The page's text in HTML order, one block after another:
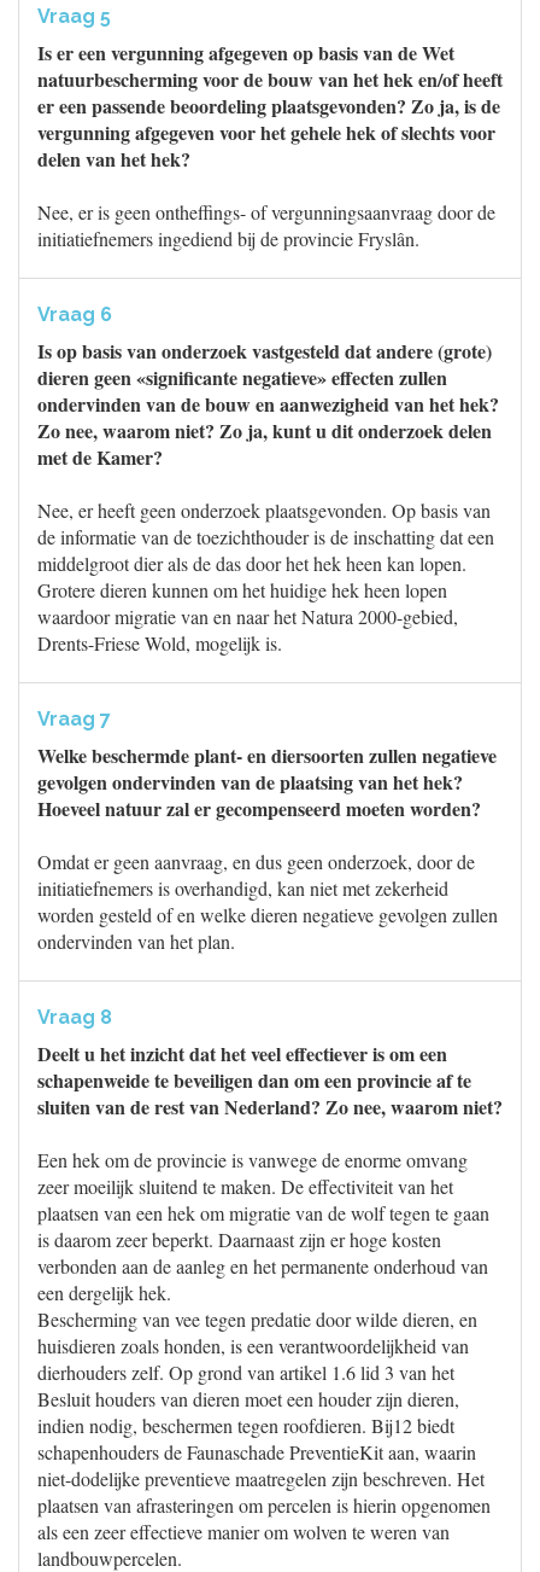
Vraag 5
Is er een vergunning afgegeven op basis van de Wet
natuurbescherming voor de bouw van het hek en/of heeft
er een passende beoordeling plaatsgevonden? Zo ja, is de
vergunning afgegeven voor het gehele hek of slechts voor
delen van het hek?
Nee, er is geen ontheffings- of vergunningsaanvraag door de
initiatiefnemers ingediend bij de provincie Fryslân.
Vraag 6
Is op basis van onderzoek vastgesteld dat andere (grote)
dieren geen «significante negatieve» effecten zullen
ondervinden van de bouw en aanwezigheid van het hek?
Zo nee, waarom niet? Zo ja, kunt u dit onderzoek delen
met de Kamer?
Nee, er heeft geen onderzoek plaatsgevonden. Op basis van
de informatie van de toezichthouder is de inschatting dat een
middelgroot dier als de das door het hek heen kan lopen.
Grotere dieren kunnen om het huidige hek heen lopen
waardoor migratie van en naar het Natura 2000-gebied,
Drents-Friese Wold, mogelijk is.
Vraag 7
Welke beschermde plant- en diersoorten zullen negatieve
gevolgen ondervinden van de plaatsing van het hek?
Hoeveel natuur zal er gecompenseerd moeten worden?
Omdat er geen aanvraag, en dus geen onderzoek, door de
initiatiefnemers is overhandigd, kan niet met zekerheid
worden gesteld of en welke dieren negatieve gevolgen zullen
ondervinden van het plan.
Vraag 8
Deelt u het inzicht dat het veel effectiever is om een
schapenweide te beveiligen dan om een provincie af te
sluiten van de rest van Nederland? Zo nee, waarom niet?
Een hek om de provincie is vanwege de enorme omvang
zeer moeilijk sluitend te maken. De effectiviteit van het
plaatsen van een hek om migratie van de wolf tegen te gaan
is daarom zeer beperkt. Daarnaast zijn er hoge kosten
verbonden aan de aanleg en het permanente onderhoud van
een dergelijk hek.
Bescherming van vee tegen predatie door wilde dieren, en
huisdieren zoals honden, is een verantwoordelijkheid van
dierhouders zelf. Op grond van artikel 1.6 lid 3 van het
Besluit houders van dieren moet een houder zijn dieren,
indien nodig, beschermen tegen roofdieren. Bij12 biedt
schapenhouders de Faunaschade PreventieKit aan, waarin
niet-dodelijke preventieve maatregelen zijn beschreven. Het
plaatsen van afrasteringen om percelen is hierin opgenomen
als een zeer effectieve manier om wolven te weren van
landbouwpercelen.